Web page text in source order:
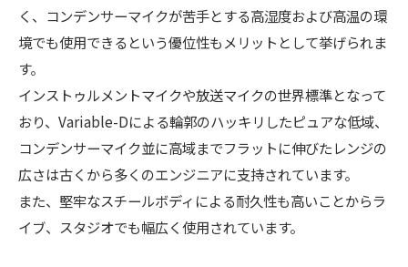
く、コンデンサーマイクが苦手とする高湿度および高温の環
境でも使用できるという優位性もメリットとして挙げられま
す。
インストゥルメントマイクや放送マイクの世界標準となって
おり、Variable-Dによる輪郭のハッキリしたピュアな低域、
コンデンサーマイク並に高域までフラットに伸びたレンジの
広さは古くから多くのエンジニアに支持されています。
また、堅牢なスチールボディによる耐久性も高いことからラ
イブ、スタジオでも幅広く使用されています。